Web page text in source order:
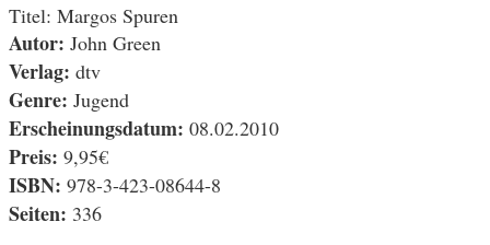
Titel: Margos Spuren
Autor: John Green
Verlag: dtv
Genre: Jugend
Erscheinungsdatum: 08.02.2010
Preis: 9,95€
ISBN: 978-3-423-08644-8
Seiten: 336